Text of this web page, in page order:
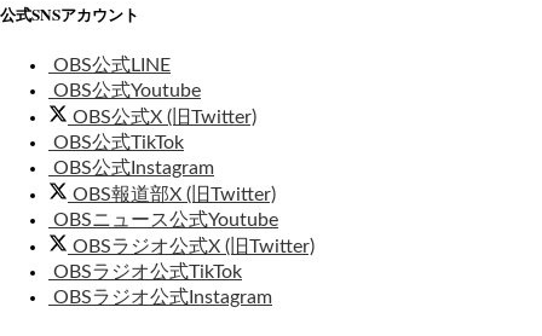
公式SNSアカウント
OBS公式LINE
OBS公式Youtube
OBS公式X (旧Twitter)
OBS公式TikTok
OBS公式Instagram
OBS報道部X (旧Twitter)
OBSニュース公式Youtube
OBSラジオ公式X (旧Twitter)
OBSラジオ公式TikTok
OBSラジオ公式Instagram